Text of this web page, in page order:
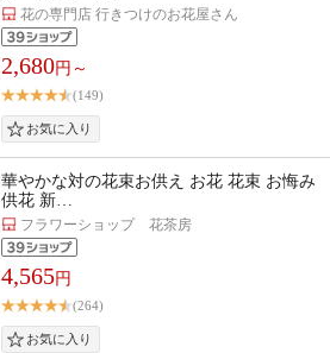
花の専門店 行きつけのお花屋さん
2,680円～
(149)
華やかな対の花束お供え お花 花束 お悔み
供花 新…
フラワーショップ 花茶房
4,565円
(264)